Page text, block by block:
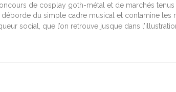
de cosplay goth-métal et de marchés
déborde du simple cadre musical et contamine les
social, que l’on retrouve jusque dans